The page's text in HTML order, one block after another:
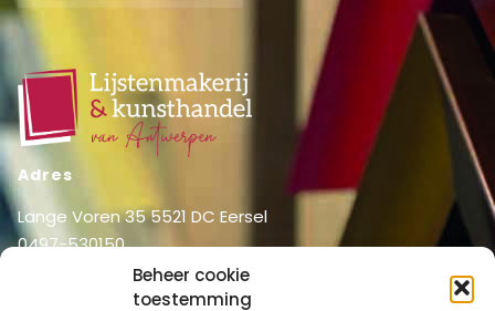
Beheer cookie
toestemming
Adres
Lange Voren 35 5521 DC Eersel
0497-530150
info@lijstenmakerij vanantwerpen.nl